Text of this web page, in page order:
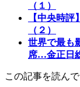
（１）
【中央時
（２）
世界で最も
席…金正日
この記事を読ん